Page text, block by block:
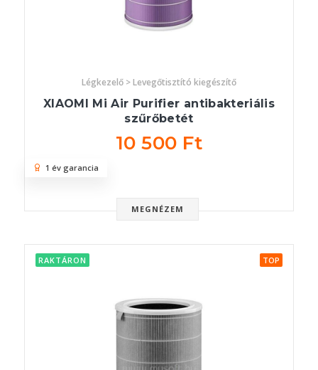
Légkezelő > Levegőtisztító kiegészítő
XIAOMI Mi Air Purifier antibakteriális
szűrőbetét
10 500 Ft
MEGNÉZEM
1 év garancia
RAKTÁRON TOP